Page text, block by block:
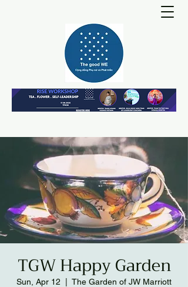
TGW Happy Garden
Sun, Apr 12
The Garden of JW Marriott